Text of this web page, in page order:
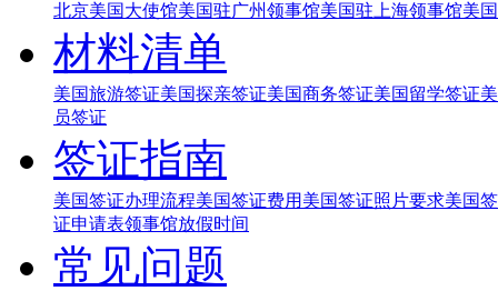
北京美国大使馆美国驻广州领事馆美国驻上海领事馆美
材料清单
美国旅游签证美国探亲签证美国商务签证美国留学签证
员签证
签证指南
美国签证办理流程美国签证费用 美国签证照片要求美国
证申请表领事馆放假时间
常见问题